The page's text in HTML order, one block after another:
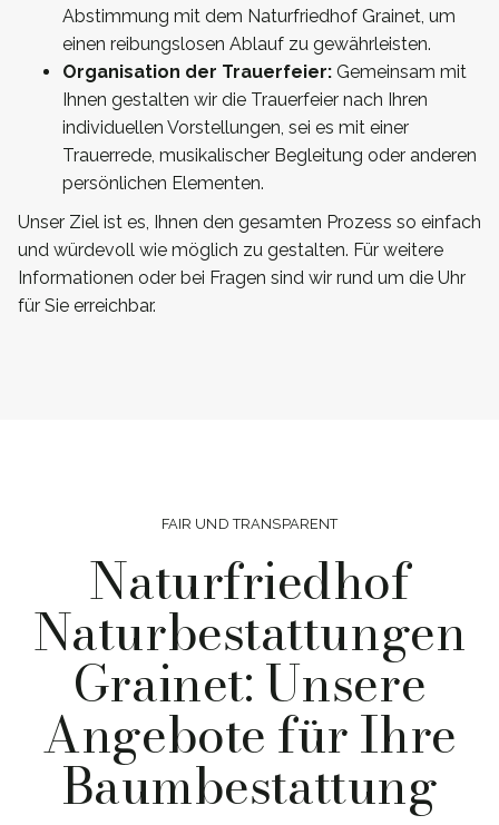
Abstimmung mit dem Naturfriedhof Grainet, um
einen reibungslosen Ablauf zu gewährleisten.
Organisation der Trauerfeier: Gemeinsam mit
Ihnen gestalten wir die Trauerfeier nach Ihren
individuellen Vorstellungen, sei es mit einer
Trauerrede, musikalischer Begleitung oder anderen
persönlichen Elementen.
Unser Ziel ist es, Ihnen den gesamten Prozess so einfach
und würdevoll wie möglich zu gestalten. Für weitere
Informationen oder bei Fragen sind wir rund um die Uhr
für Sie erreichbar.
FAIR UND TRANSPARENT
Naturfriedhof
Naturbestattungen
Grainet: Unsere
Angebote für Ihre
Baumbestattung